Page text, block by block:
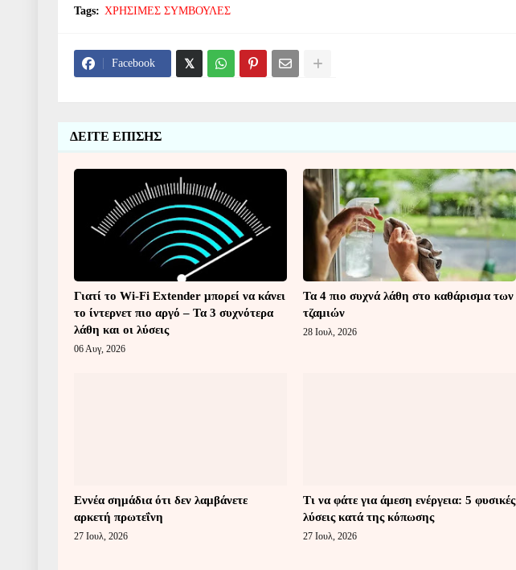
Tags: ΧΡΗΣΙΜΕΣ ΣΥΜΒΟΥΛΕΣ
Facebook
ΔΕΙΤΕ ΕΠΙΣΗΣ
Γιατί το Wi-Fi Extender μπορεί να κάνει
το ίντερνετ πιο αργό – Τα 3 συχνότερα
λάθη και οι λύσεις
06 Αυγ, 2026
Τα 4 πιο συχνά λάθη στο καθάρισμα των
τζαμιών
28 Ιουλ, 2026
Εννέα σημάδια ότι δεν λαμβάνετε
αρκετή πρωτεΐνη
27 Ιουλ, 2026
Τι να φάτε για άμεση ενέργεια: 5 φυσικές
λύσεις κατά της κόπωσης
27 Ιουλ, 2026